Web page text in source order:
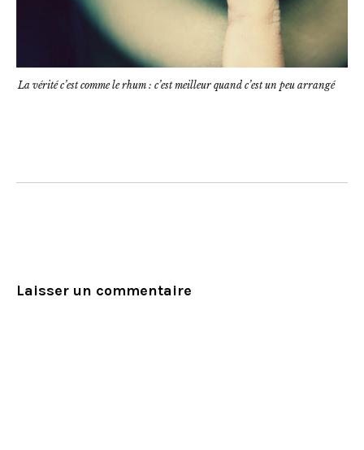
La vérité c’est comme le rhum : c’est meilleur quand c’est un peu arrangé
Laisser un commentaire